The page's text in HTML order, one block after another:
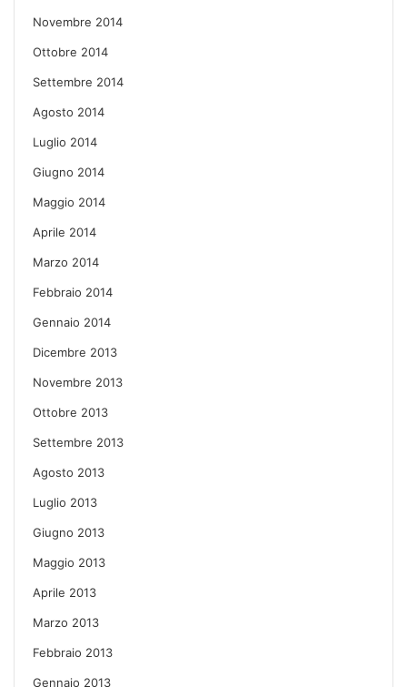
Novembre 2014
Ottobre 2014
Settembre 2014
Agosto 2014
Luglio 2014
Giugno 2014
Maggio 2014
Aprile 2014
Marzo 2014
Febbraio 2014
Gennaio 2014
Dicembre 2013
Novembre 2013
Ottobre 2013
Settembre 2013
Agosto 2013
Luglio 2013
Giugno 2013
Maggio 2013
Aprile 2013
Marzo 2013
Febbraio 2013
Gennaio 2013